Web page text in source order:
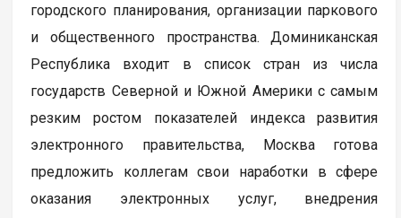
городского планирования, организации паркового
и общественного пространства. Доминиканская
Республика входит в список стран из числа
государств Северной и Южной Америки с самым
резким ростом показателей индекса развития
электронного правительства, Москва готова
предложить коллегам свои наработки в сфере
оказания электронных услуг, внедрения